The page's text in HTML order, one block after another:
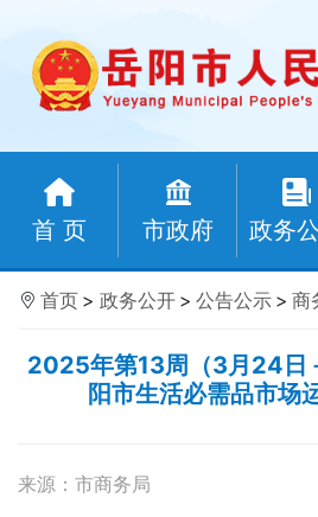
首 页 市政府 政务
首页 > 政务公开 > 公告公示 > 商
2025年第13周（3月24日
阳市生活必需品市场
来源：市商务局